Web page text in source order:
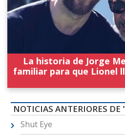
La historia de Jorge
familiar para que Lionel
NOTICIAS ANTERIORES
Shut Eye